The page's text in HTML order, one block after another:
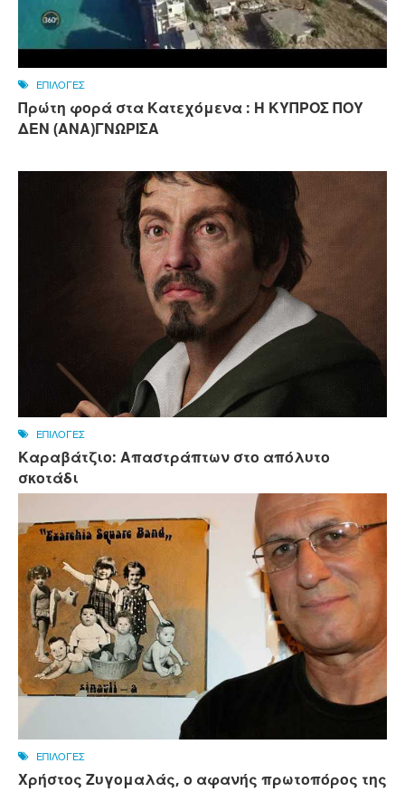
ΕΠΙΛΟΓΕΣ
Πρώτη φορά στα Κατεχόμενα : Η ΚΥΠΡΟΣ ΠΟΥ
ΔΕΝ (ΑΝΑ)ΓΝΩΡΙΣΑ
ΕΠΙΛΟΓΕΣ
Καραβάτζιο: Απαστράπτων στο απόλυτο
σκοτάδι
ΕΠΙΛΟΓΕΣ
Χρήστος Ζυγομαλάς, ο αφανής πρωτοπόρος της